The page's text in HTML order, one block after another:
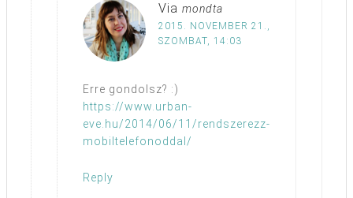
Via mondta
2015. NOVEMBER 21.,
SZOMBAT, 14:03
Erre gondolsz? :)
https://www.urban-
eve.hu/2014/06/11/rendszerezz-
mobiltelefonoddal/
Reply